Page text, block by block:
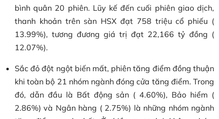
bình quân 20 phiên. Lũy kế đến cuối phiên giao dịch,
thanh khoản trên sàn HSX đạt 758 triệu cổ phiếu (
13.99%), tương đương giá trị đạt 22,166 tỷ đồng (
12.07%).
Sắc đỏ đột ngột biến mất, phiên tăng điểm đồng thuận
khi toàn bộ 21 nhóm ngành đóng cửa tăng điểm. Trong
đó, dẫn đầu là Bất động sản ( 4.60%), Bảo hiểm (
2.86%) và Ngân hàng ( 2.75%) là những nhóm ngành